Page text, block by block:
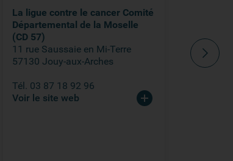
La ligue contre le cancer Comité
Départemental de la Moselle
(CD 57)
11 rue Saussaie en Mi-Terre
57130 Jouy-aux-Arches
Tél. 03 87 18 92 96
Voir le site web
Moselle
1 rue du
CS 30 519